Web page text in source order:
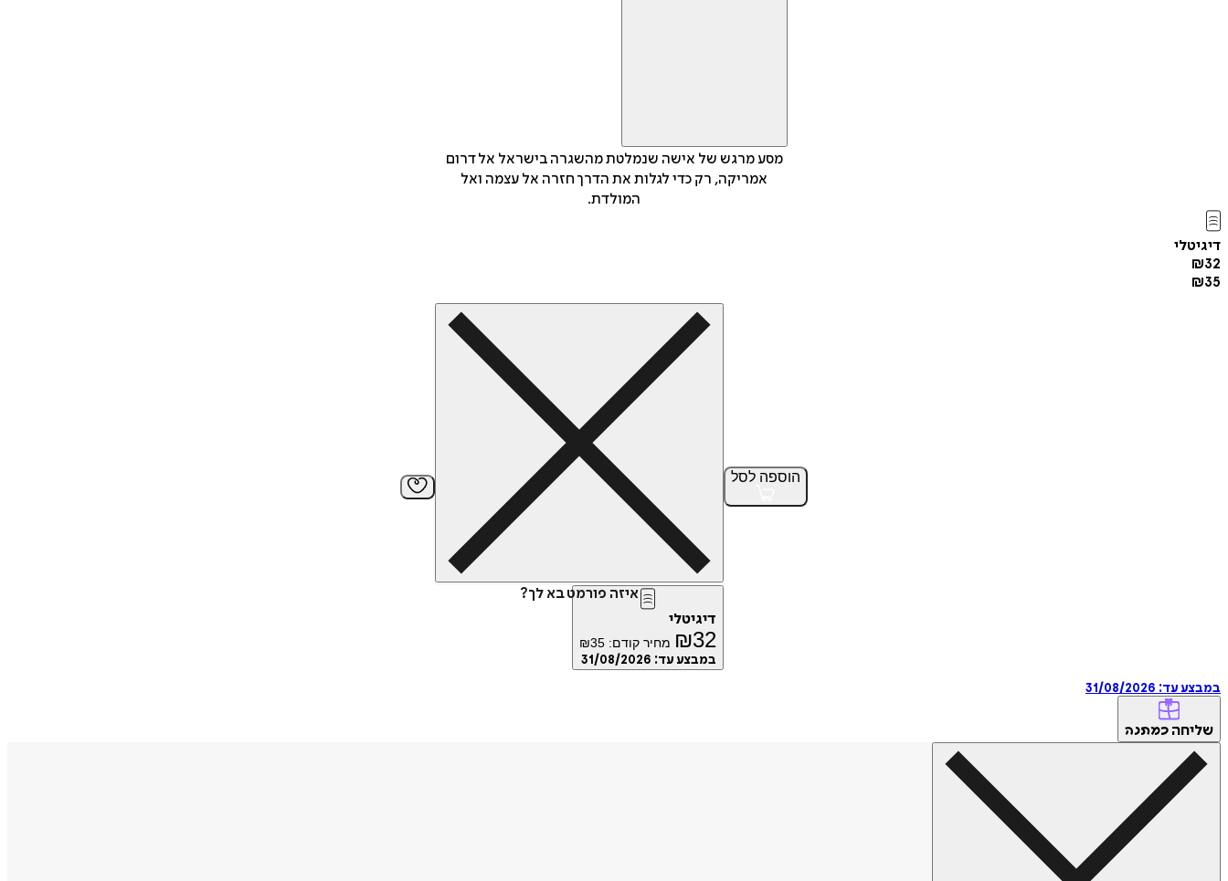
מסע מרגש של אישה שנמלטת מהשגרה בישראל אל דרום
אמריקה, רק כדי לגלות את הדרך חזרה אל עצמה ואל
המולדת.
דיגיטלי
₪32
₪35
הוספה לסל
איזה פורמט בא לך?
דיגיטלי
₪32 מחיר קודם: ₪35
במבצע עד: 31/08/2026
במבצע עד: 31/08/2026
שליחה כמתנה